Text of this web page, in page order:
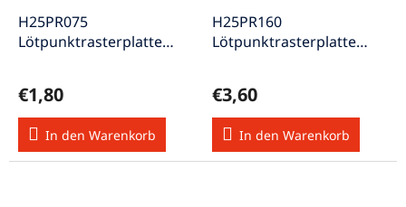
H25PR075
Lötpunktrasterplatte
€1,80
In den Warenkorb
H25PR160
Lötpunktrasterplatte
€3,60
In den Warenkorb